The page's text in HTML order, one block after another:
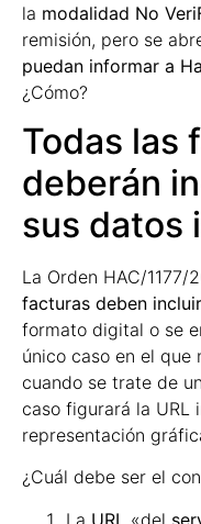
la modalidad No
remisión, pero se
puedan informar a
¿Cómo?
Todas las
deberán
sus datos
La Orden HAC/
facturas deben
formato digital o se
único caso en el que
cuando se trate de
caso figurará la URL
representación
¿Cuál debe ser el
La URL «del